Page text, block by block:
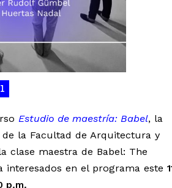
Estudio de maestría: Babel, la
de la Facultad de Arquitectura y
clase maestra de Babel: The
interesados en el programa este
p.m.